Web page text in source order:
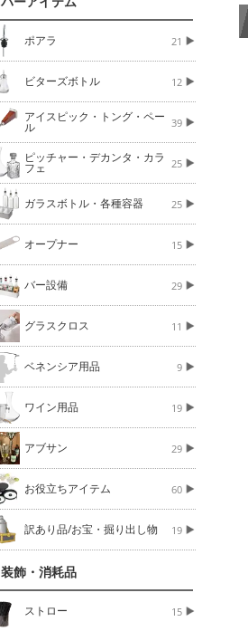
ポアラ 21
ビターズボトル 12
アイスピック・トング・ペー
ル 39
ピッチャー・デカンタ・カラ
フェ 25
ガラスボトル・各種容器 25
オープナー 15
バー設備 29
グラスクロス 11
ベネンシア用品 9
ワイン用品 19
アブサン 29
お役立ちアイテム 60
訳あり品/お宝・掘り出し物 19
装飾・消耗品
ストロー 15